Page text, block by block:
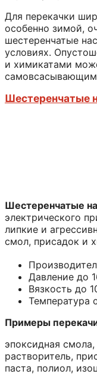
Для перекачки
особенно зимой,
шестеренчатые
условиях.
и химикатами
Шестеренчатые
Шестеренчатые
электрического
липкие и
смол, присадок и
Давление до
Вязкость до
Температура
Примеры
эпоксидная
растворитель,
паста, полиол,